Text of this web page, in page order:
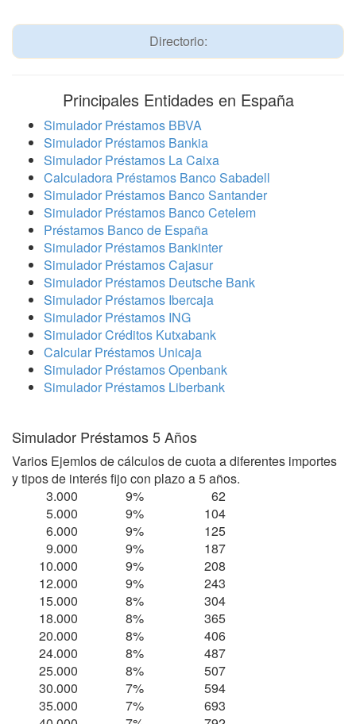
Directorio:
Principales Entidades en España
Simulador Préstamos BBVA
Simulador Préstamos Bankia
Simulador Préstamos La Caixa
Calculadora Préstamos Banco Sabadell
Simulador Préstamos Banco Santander
Simulador Préstamos Banco Cetelem
Préstamos Banco de España
Simulador Préstamos Bankinter
Simulador Préstamos Cajasur
Simulador Préstamos Deutsche Bank
Simulador Préstamos Ibercaja
Simulador Préstamos ING
Simulador Créditos Kutxabank
Calcular Préstamos Unicaja
Simulador Préstamos Openbank
Simulador Préstamos Liberbank
Simulador Préstamos 5 Años
Varios Ejemlos de cálculos de cuota a diferentes importes
y tipos de interés fijo con plazo a 5 años.
3.000
9%
62
5.000
9%
104
6.000
9%
125
9.000
9%
187
10.000
9%
208
12.000
9%
243
15.000
8%
304
18.000
8%
365
20.000
8%
406
24.000
8%
487
25.000
8%
507
30.000
7%
594
35.000
7%
693